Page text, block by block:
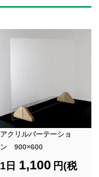
アクリルパーテーショ
ン 900×600
1日 1,100 円(税